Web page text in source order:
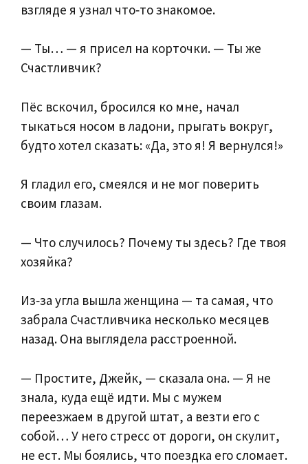
взгляде я узнал что‑то знакомое.
— Ты… — я присел на корточки. — Ты же
Счастливчик?
Пёс вскочил, бросился ко мне, начал
тыкаться носом в ладони, прыгать вокруг,
будто хотел сказать: «Да, это я! Я вернулся!»
Я гладил его, смеялся и не мог поверить
своим глазам.
— Что случилось? Почему ты здесь? Где твоя
хозяйка?
Из‑за угла вышла женщина — та самая, что
забрала Счастливчика несколько месяцев
назад. Она выглядела расстроенной.
— Простите, Джейк, — сказала она. — Я не
знала, куда ещё идти. Мы с мужем
переезжаем в другой штат, а везти его с
собой… У него стресс от дороги, он скулит,
не ест. Мы боялись, что поездка его сломает.